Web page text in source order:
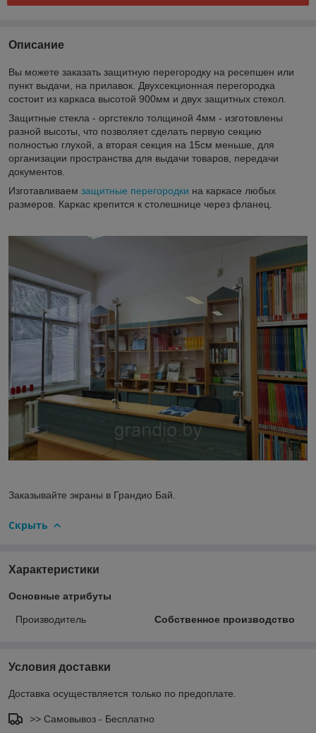
Описание
Вы можете заказать защитную перегородку на ресепшен или
пункт выдачи, на прилавок. Двухсекционная перегородка
состоит из каркаса высотой 900мм и двух защитных стекол.
Защитные стекла - оргстекло толщиной 4мм - изготовлены
разной высоты, что позволяет сделать первую секцию
полностью глухой, а вторая секция на 15см меньше, для
организации пространства для выдачи товаров, передачи
документов.
Изготавливаем защитные перегородки на каркасе любых
размеров. Каркас крепится к столешнице через фланец.
Заказывайте экраны в Грандио Бай.
Скрыть
Характеристики
Основные атрибуты
Производитель Собственное производство
Условия доставки
Доставка осуществляется только по предоплате.
>> Самовывоз - Бесплатно